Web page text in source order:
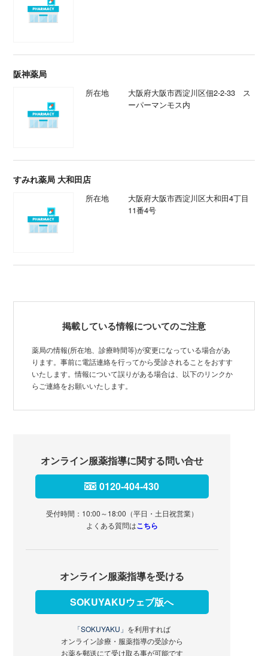
阪神薬局
所在地
大阪府大阪市西淀川区佃2-2-33 ス
ーパーマンモス内
すみれ薬局 大和田店
所在地
大阪府大阪市西淀川区大和田4丁目
11番4号
掲載している情報についてのご注意
薬局の情報(所在地、診療時間等)が変更になっている場合があ
ります。事前に電話連絡を行ってから受診されることをおすす
いたします。情報について誤りがある場合は、以下のリンクか
らご連絡をお願いいたします。
オンライン服薬指導に関する問い合せ
0120-404-430
受付時間：10:00～18:00（平日・土日祝営業）
よくある質問はこちら
オンライン服薬指導を受ける
SOKUYAKUウェブ版へ
「SOKUYAKU」 を利用すれば
オンライン診療・服薬指導の受診から
お薬を郵送にて受け取る事が可能です